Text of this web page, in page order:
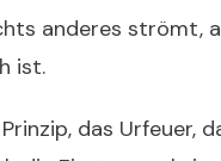
anderes strömt,
ist.
das Urfeuer,